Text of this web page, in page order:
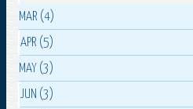
MAR (4)
APR (5)
MAY (3)
JUN (3)